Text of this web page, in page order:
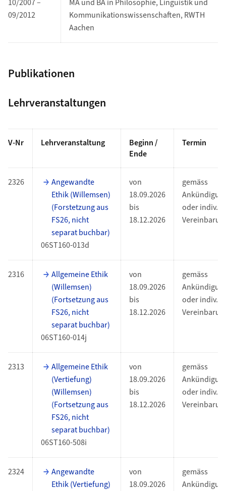
10/2007 –
09/2012
MA und BA in Philosophie, Linguistik und
Kommunikationswissenschaften, RWTH
Aachen
Publikationen
Lehrveranstaltungen
V-Nr Lehrveranstaltung
Beginn /
Ende
Termin
2326
Angewandte
Ethik (Willemsen)
(Forstetzung aus
FS26, nicht
separat buchbar)
06ST160-013d
von
18.09.2026
bis
18.12.2026
gemäss
oder indiv.
2316
Allgemeine Ethik
(Willemsen)
(Fortsetzung aus
FS26, nicht
separat buchbar)
06ST160-014j
von
18.09.2026
bis
18.12.2026
gemäss
oder indiv.
2313
Allgemeine Ethik
(Vertiefung)
(Willemsen)
(Fortsetzung aus
FS26, nicht
separat buchbar)
06ST160-508i
von
18.09.2026
bis
18.12.2026
gemäss
oder indiv.
2324
Angewandte
Ethik (Vertiefung)
von
18.09.2026
gemäss